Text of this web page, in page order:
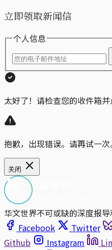
立即领取新闻信
个人信息
太好了！请检查您的收件箱并
抱歉，出现错误。请再试一次
关闭
华文世界不可或缺的深度报
Facebook
Twitter
Github
Instagram